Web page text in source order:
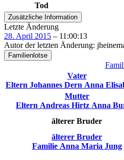
Tod
Zusätzliche Information
Letzte Änderung
28. April 2015 – 11:00:13
Autor der letzten Änderung:
Familienlotse
Vater
Eltern Johannes Dern Anna
Mutter
Eltern Andreas Hirtz Anna
älterer Bruder
älterer Bruder
Familie Anna Maria Jung